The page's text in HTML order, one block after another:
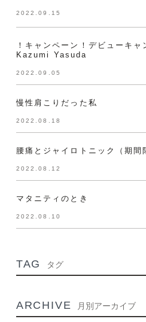
2022.09.15
！キャンペーン！デビューキャ
Kazumi Yasuda
2022.09.05
慢性肩こりだった私
2022.08.18
腰痛とジャイロトニック（期間
2022.08.12
マタニティのとき
2022.08.10
TAG タグ
ARCHIVE 月別アーカイブ